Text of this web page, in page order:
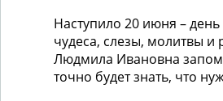
Наступило 20 июня –
чудеса, слезы, молитвы
Людмила Ивановна
точно будет знать, что